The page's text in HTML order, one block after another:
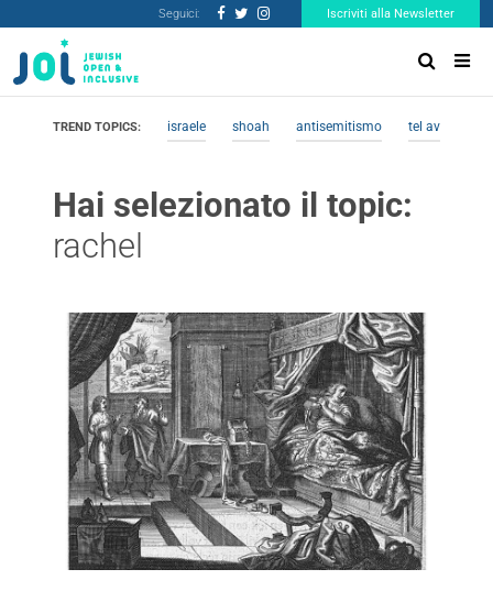
Seguici: Iscriviti alla Newsletter
TREND TOPICS: israele shoah antisemitismo tel aviv
Hai selezionato il topic:
rachel